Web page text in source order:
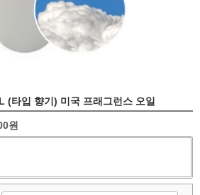
(타입 향기) 미국 프래그런스 오일
원